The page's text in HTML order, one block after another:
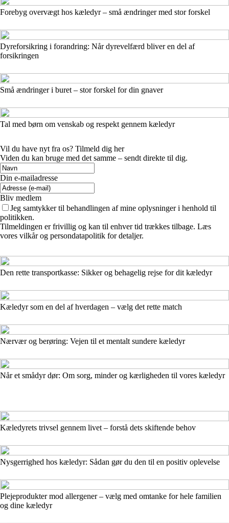
Forebyg overvægt hos kæledyr – små ændringer med stor forskel
Dyreforsikring i forandring: Når dyrevelfærd bliver en del af
forsikringen
Små ændringer i buret – stor forskel for din gnaver
Tal med børn om venskab og respekt gennem kæledyr
Vil du have nyt fra os? Tilmeld dig her
Viden du kan bruge med det samme – sendt direkte til dig.
Din e-mailadresse
Bliv medlem
Jeg samtykker til behandlingen af mine oplysninger i henhold til
politikken.
Tilmeldingen er frivillig og kan til enhver tid trækkes tilbage. Læs
vores vilkår og persondatapolitik for detaljer.
Den rette transportkasse: Sikker og behagelig rejse for dit kæledyr
Kæledyr som en del af hverdagen – vælg det rette match
Nærvær og berøring: Vejen til et mentalt sundere kæledyr
Når et smådyr dør: Om sorg, minder og kærligheden til vores kæledyr
Kæledyrets trivsel gennem livet – forstå dets skiftende behov
Nysgerrighed hos kæledyr: Sådan gør du den til en positiv oplevelse
Plejeprodukter mod allergener – vælg med omtanke for hele familien
og dine kæledyr